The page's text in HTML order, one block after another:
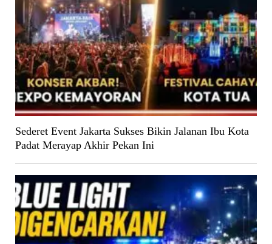
Sederet Event Jakarta Sukses Bikin Jalanan Ibu Kota
Padat Merayap Akhir Pekan Ini